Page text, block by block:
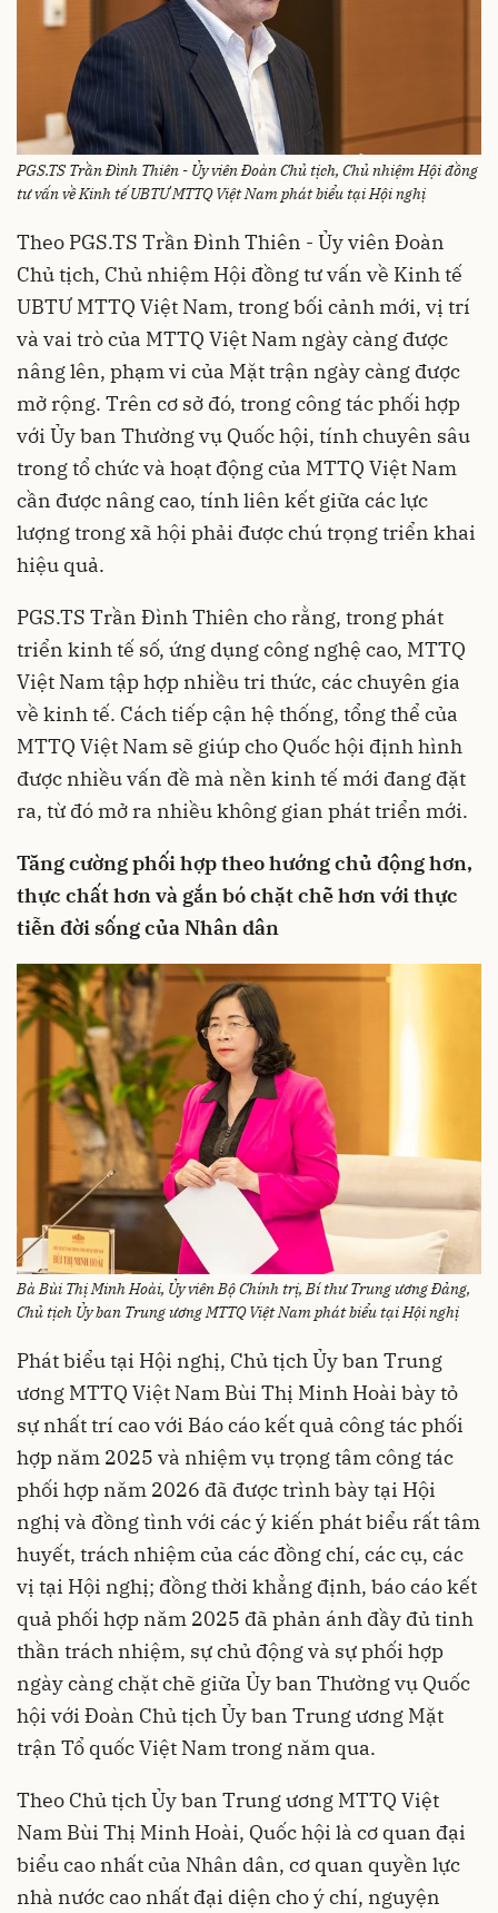
PGS.TS Trần Đình Thiên - Ủy viên Đoàn Chủ tịch, Chủ nhiệm Hội đồng
tư vấn về Kinh tế UBTƯ MTTQ Việt Nam phát biểu tại Hội nghị
Theo PGS.TS Trần Đình Thiên - Ủy viên Đoàn
Chủ tịch, Chủ nhiệm Hội đồng tư vấn về Kinh tế
UBTƯ MTTQ Việt Nam, trong bối cảnh mới, vị trí
và vai trò của MTTQ Việt Nam ngày càng được
nâng lên, phạm vi của Mặt trận ngày càng được
mở rộng. Trên cơ sở đó, trong công tác phối hợp
với Ủy ban Thường vụ Quốc hội, tính chuyên sâu
trong tổ chức và hoạt động của MTTQ Việt Nam
cần được nâng cao, tính liên kết giữa các lực
lượng trong xã hội phải được chú trọng triển khai
hiệu quả.
PGS.TS Trần Đình Thiên cho rằng, trong phát
triển kinh tế số, ứng dụng công nghệ cao, MTTQ
Việt Nam tập hợp nhiều tri thức, các chuyên gia
về kinh tế. Cách tiếp cận hệ thống, tổng thể của
MTTQ Việt Nam sẽ giúp cho Quốc hội định hình
được nhiều vấn đề mà nền kinh tế mới đang đặt
ra, từ đó mở ra nhiều không gian phát triển mới.
Tăng cường phối hợp theo hướng chủ động hơn,
thực chất hơn và gắn bó chặt chẽ hơn với thực
tiễn đời sống của Nhân dân
Bà Bùi Thị Minh Hoài, Ủy viên Bộ Chính trị, Bí thư Trung ương Đảng,
Chủ tịch Ủy ban Trung ương MTTQ Việt Nam phát biểu tại Hội nghị
Phát biểu tại Hội nghị, Chủ tịch Ủy ban Trung
ương MTTQ Việt Nam Bùi Thị Minh Hoài bày tỏ
sự nhất trí cao với Báo cáo kết quả công tác phối
hợp năm 2025 và nhiệm vụ trọng tâm công tác
phối hợp năm 2026 đã được trình bày tại Hội
nghị và đồng tình với các ý kiến phát biểu rất tâm
huyết, trách nhiệm của các đồng chí, các cụ, các
vị tại Hội nghị; đồng thời khẳng định, báo cáo kết
quả phối hợp năm 2025 đã phản ánh đầy đủ tinh
thần trách nhiệm, sự chủ động và sự phối hợp
ngày càng chặt chẽ giữa Ủy ban Thường vụ Quốc
hội với Đoàn Chủ tịch Ủy ban Trung ương Mặt
trận Tổ quốc Việt Nam trong năm qua.
Theo Chủ tịch Ủy ban Trung ương MTTQ Việt
Nam Bùi Thị Minh Hoài, Quốc hội là cơ quan đại
biểu cao nhất của Nhân dân, cơ quan quyền lực
nhà nước cao nhất đại diện cho ý chí, nguyện